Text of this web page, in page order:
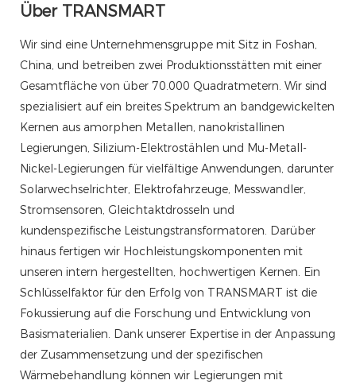
Über TRANSMART
Wir sind eine Unternehmensgruppe mit Sitz in Foshan,
China, und betreiben zwei Produktionsstätten mit einer
Gesamtfläche von über 70.000 Quadratmetern. Wir sind
spezialisiert auf ein breites Spektrum an bandgewickelten
Kernen aus amorphen Metallen, nanokristallinen
Legierungen, Silizium-Elektrostählen und Mu-Metall-
Nickel-Legierungen für vielfältige Anwendungen, darunter
Solarwechselrichter, Elektrofahrzeuge, Messwandler,
Stromsensoren, Gleichtaktdrosseln und
kundenspezifische Leistungstransformatoren. Darüber
hinaus fertigen wir Hochleistungskomponenten mit
unseren intern hergestellten, hochwertigen Kernen. Ein
Schlüsselfaktor für den Erfolg von TRANSMART ist die
Fokussierung auf die Forschung und Entwicklung von
Basismaterialien. Dank unserer Expertise in der Anpassung
der Zusammensetzung und der spezifischen
Wärmebehandlung können wir Legierungen mit